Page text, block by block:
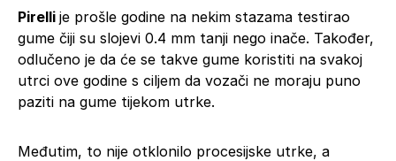
Pirelli je prošle godine na nekim stazama testirao
gume čiji su slojevi 0.4 mm tanji nego inače. Također,
odlučeno je da će se takve gume koristiti na svakoj
utrci ove godine s ciljem da vozači ne moraju puno
paziti na gume tijekom utrke.
Međutim, to nije otklonilo procesijske utrke, a